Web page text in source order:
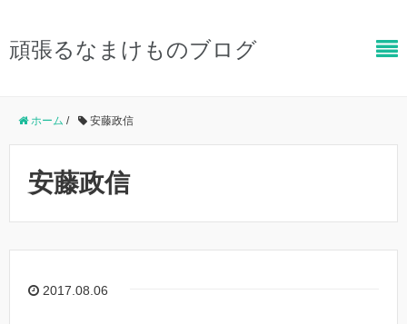
頑張るなまけものブログ
ホーム / 安藤政信
安藤政信
2017.08.06